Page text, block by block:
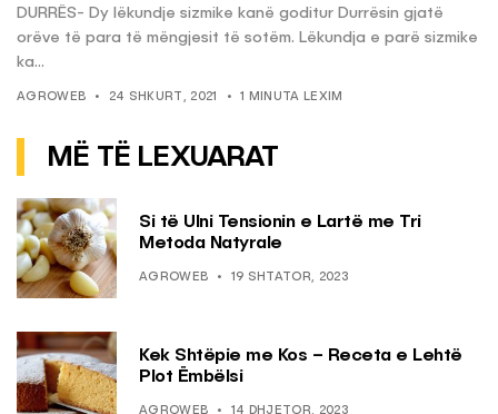
DURRËS- Dy lëkundje sizmike kanë goditur Durrësin gjatë
orëve të para të mëngjesit të sotëm. Lëkundja e parë sizmike
ka...
AGROWEB 24 SHKURT, 2021 1 MINUTA LEXIM
MË TË LEXUARAT
Si të Ulni Tensionin e Lartë me Tri
Metoda Natyrale
AGROWEB 19 SHTATOR, 2023
Kek Shtëpie me Kos – Receta e Lehtë
Plot Ëmbëlsi
AGROWEB 14 DHJETOR, 2023